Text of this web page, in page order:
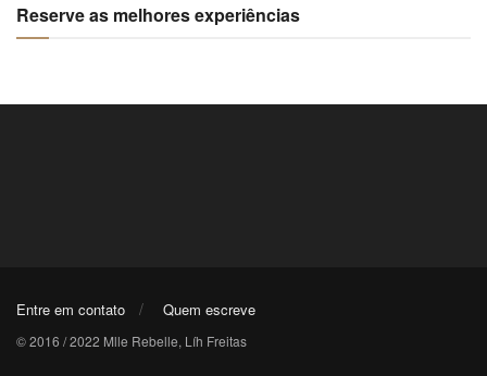
Reserve as melhores experiências
Entre em contato Quem escreve
© 2016 / 2022 Mlle Rebelle, Líh Freitas